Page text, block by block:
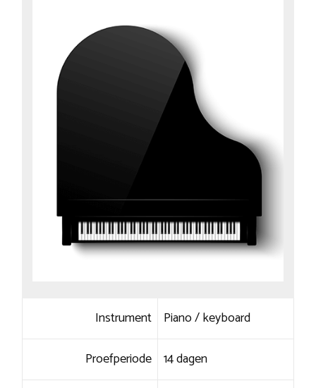
Instrument Piano / keyboard
Proefperiode 14 dagen